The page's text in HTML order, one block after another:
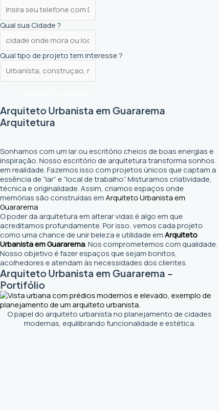
Qual sua Cidade ?
Qual tipo de projeto tem interesse ?
Arquiteto Urbanista em Guararema
Arquitetura
Sonhamos com um lar ou escritório cheios de boas energias e
inspiração. Nosso escritório de arquitetura transforma sonhos
em realidade. Fazemos isso com projetos únicos que captam a
essência de “lar” e “local de trabalho”. Misturamos criatividade,
técnica e originalidade. Assim, criamos espaços onde
memórias são construídas emArquiteto Urbanista em
Guararema
O poder da arquitetura em alterar vidas é algo em que
acreditamos profundamente. Por isso, vemos cada projeto
como uma chance de unir beleza e utilidade emArquiteto
Urbanista em Guararema. Nos comprometemos com qualidade.
Nosso objetivo é fazer espaços que sejam bonitos,
acolhedores e atendam às necessidades dos clientes.
Arquiteto Urbanista em Guararema -
Portifólio
O papel do arquiteto urbanista no planejamento de cidades
modernas, equilibrando funcionalidade e estética.